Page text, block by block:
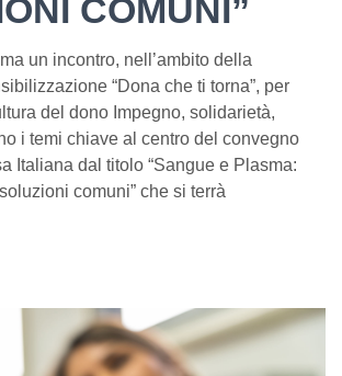
COMUNI”
un incontro, nell’ambito della
“Dona che ti torna”, per
del dono Impegno, solidarietà,
i temi chiave al centro del convegno
Italiana dal titolo “Sangue e Plasma:
comuni” che si terrà